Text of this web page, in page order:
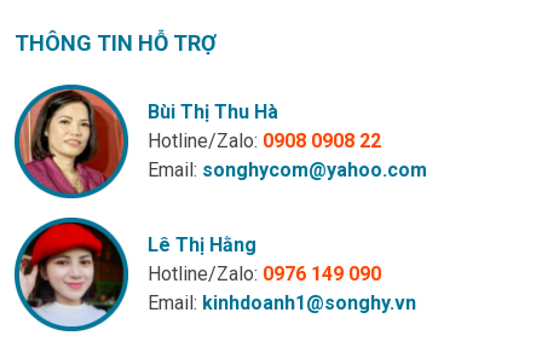
THÔNG TIN HỖ TRỢ
Bùi Thị Thu Hà
Hotline/Zalo: 0908 0908 22
Email: songhycom@yahoo.com
Lê Thị Hằng
Hotline/Zalo: 0976 149 090
Email: kinhdoanh1@songhy.vn